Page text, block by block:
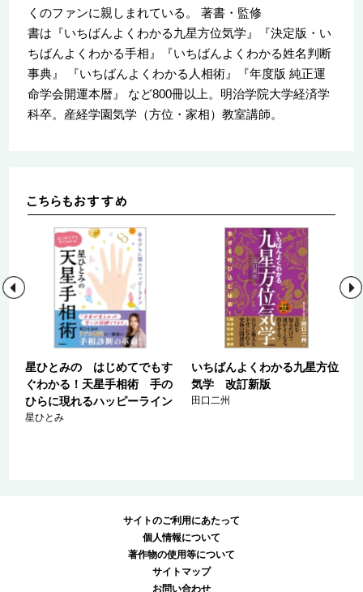
くのファンに親しまれている。 著書・監修
書は『いちばんよくわかる九星方位気学』『決定版・い
ちばんよくわかる手相』『いちばんよくわかる姓名判断
事典』 『いちばんよくわかる人相術』『年度版 純正運
命学会開運本暦』 など800冊以上。明治学院大学経済学
科卒。産経学園気学（方位・家相）教室講師。
星ひとみの はじめてでもす
ぐわかる！天星手相術 手の
ひらに現れるハッピーライン
星ひとみ
いちばんよくわかる九星方位
気学 改訂新版
田口二州
サイトのご利用にあたって
個人情報について
著作物の使用等について
サイトマップ
お問い合わせ